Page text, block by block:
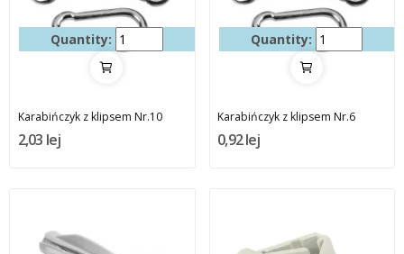
Quantity:
Karabińczyk z klipsem Nr.10
2,03 lej
Quantity:
Karabińczyk z klipsem Nr.6
0,92 lej